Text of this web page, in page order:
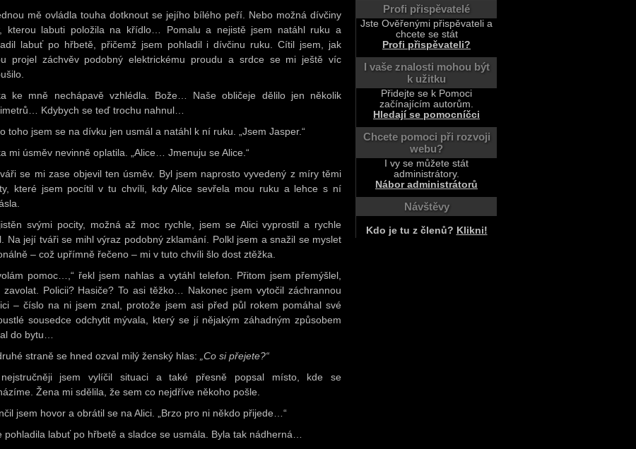
mě ovládla touha dotknout se jejího bílého peří. Nebo možná dívčiny
kterou labuti položila na křídlo… Pomalu a nejistě jsem natáhl ruku a
labuť po hřbetě, přičemž jsem pohladil i dívčinu ruku. Cítil jsem, jak
projel záchvěv podobný elektrickému proudu a srdce se mi ještě víc
ke mně nechápavě vzhlédla. Bože… Naše obličeje dělilo jen několik
Kdybych se teď trochu nahnul…
toho jsem se na dívku jen usmál a natáhl k ní ruku. „Jsem Jasper.“
mi úsměv nevinně oplatila. „Alice… Jmenuju se Alice.“
se mi zase objevil ten úsměv. Byl jsem naprosto vyvedený z míry těmi
které jsem pocítil v tu chvíli, kdy Alice sevřela mou ruku a lehce s ní
svými pocity, možná až moc rychle, jsem se Alici vyprostil a rychle
Na její tváři se mihl výraz podobný zklamání. Polkl jsem a snažil se myslet
– což upřímně řečeno – mi v tuto chvíli šlo dost ztěžka.
pomoc…,“ řekl jsem nahlas a vytáhl telefon. Přitom jsem přemýšlel,
zavolat. Policii? Hasiče? To asi těžko… Nakonec jsem vytočil záchrannou
– číslo na ni jsem znal, protože jsem asi před půl rokem pomáhal své
sousedce odchytit mývala, který se jí nějakým záhadným způsobem
do bytu…
straně se hned ozval milý ženský hlas: „Co si přejete?“
jsem vylíčil situaci a také přesně popsal místo, kde se
Žena mi sdělila, že sem co nejdříve někoho pošle.
jsem hovor a obrátil se na Alici. „Brzo pro ni někdo přijede…“
pohladila labuť po hřbetě a sladce se usmála. Byla tak nádherná…
Profi přispěvatelé
Jste Ověřenými přispěvateli a
chcete se stát
Profi přispěvateli?
I vaše znalosti mohou být
k užitku
Přidejte se k Pomoci
začínajícím autorům.
Hledají se pomocníčci
Chcete pomoci při rozvoji
webu?
I vy se můžete stát
administrátory.
Nábor administrátorů
Návštěvy
Kdo je tu z členů? Klikni!